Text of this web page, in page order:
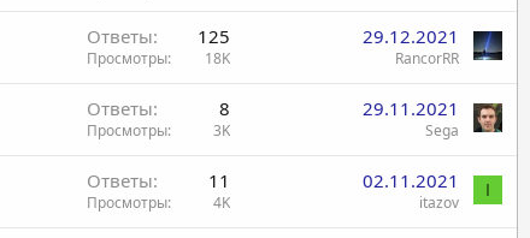
Ответы 125
Просмотры 18K
29.12.2021
RancorRR
Ответы 8
Просмотры 3K
29.11.2021
Sega
Ответы 11
Просмотры 4K
02.11.2021
itazov
I